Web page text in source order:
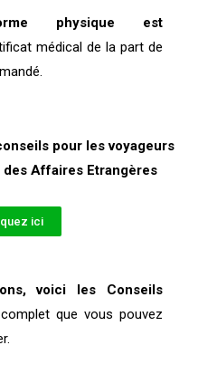
physique est
médical de la part de
pour les voyageurs
Affaires Etrangères
ici
voici les Conseils
que vous pouvez